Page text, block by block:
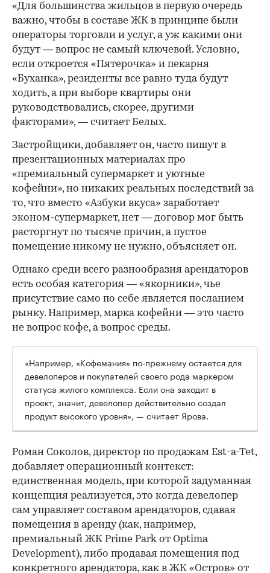
«Для большинства жильцов в первую очередь
важно, чтобы в составе ЖК в принципе были
операторы торговли и услуг, а уж какими они
будут — вопрос не самый ключевой. Условно,
если откроется «Пятерочка» и пекарня
«Буханка», резиденты все равно туда будут
ходить, а при выборе квартиры они
руководствовались, скорее, другими
факторами», — считает Белых.
Застройщики, добавляет он, часто пишут в
презентационных материалах про
«премиальный супермаркет и уютные
кофейни», но никаких реальных последствий за
то, что вместо «Азбуки вкуса» заработает
эконом-супермаркет, нет — договор мог быть
расторгнут по тысяче причин, а пустое
помещение никому не нужно, объясняет он.
Однако среди всего разнообразия арендаторов
есть особая категория — «якорники», чье
присутствие само по себе является посланием
рынку. Например, марка кофейни — это часто
не вопрос кофе, а вопрос среды.
«Например, «Кофемания» по-прежнему остается для
девелоперов и покупателей своего рода маркером
статуса жилого комплекса. Если она заходит в
проект, значит, девелопер действительно создал
продукт высокого уровня», — считает Ярова.
Роман Соколов, директор по продажам Est-a-Tet,
добавляет операционный контекст:
единственная модель, при которой задуманная
концепция реализуется, это когда девелопер
сам управляет составом арендаторов, сдавая
помещения в аренду (как, например,
премиальный ЖК Prime Park от Optima
Development), либо продавая помещения под
конкретного арендатора, как в ЖК «Остров» от